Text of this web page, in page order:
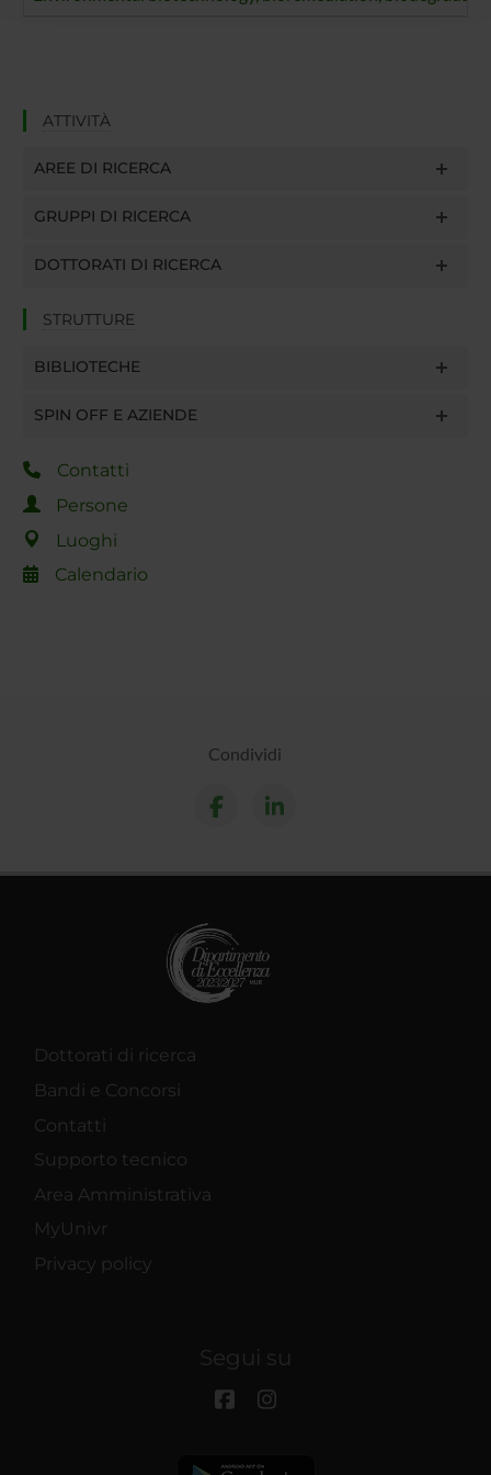
ATTIVITÀ
AREE DI RICERCA
GRUPPI DI RICERCA
DOTTORATI DI RICERCA
STRUTTURE
BIBLIOTECHE
SPIN OFF E AZIENDE
Contatti
Persone
Luoghi
Calendario
Condividi
Dottorati di ricerca
Bandi e Concorsi
Contatti
Supporto tecnico
Area Amministrativa
MyUnivr
Privacy policy
Segui su